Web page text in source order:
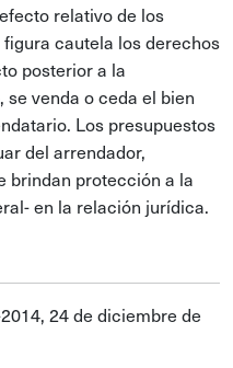
relativo de los
cautela los derechos
posterior a la
venda o ceda el bien
Los presupuestos
del arrendador,
brindan protección a la
en la relación jurídica.
24 de diciembre de